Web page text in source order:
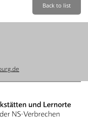
Back to list